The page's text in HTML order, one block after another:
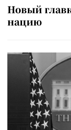
Новый
нацию